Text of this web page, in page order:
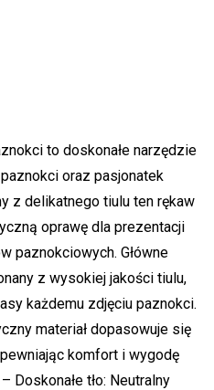
to doskonałe narzędzie
oraz pasjonatek
z delikatnego tiulu ten rękaw
oprawę dla prezentacji
paznokciowych. Główne
z wysokiej jakości tiulu,
każdemu zdjęciu paznokci.
materiał dopasowuje się
komfort i wygodę
Doskonałe tło: Neutralny